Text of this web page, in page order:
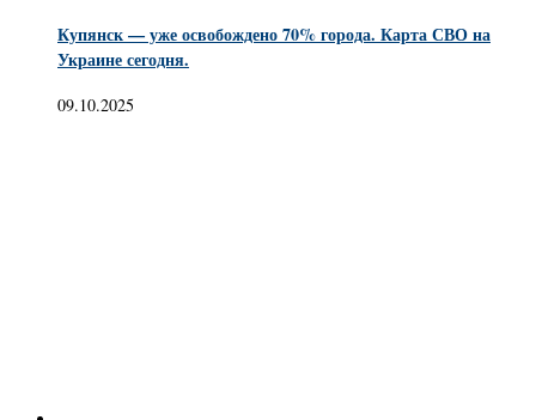
Купянск — уже освобождено 70% города. Карта СВО на
Украине сегодня.
09.10.2025